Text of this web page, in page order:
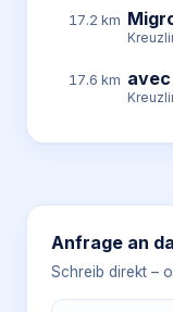
17.2 km
17.6 km avec
Anfrage an
Schreib direkt –